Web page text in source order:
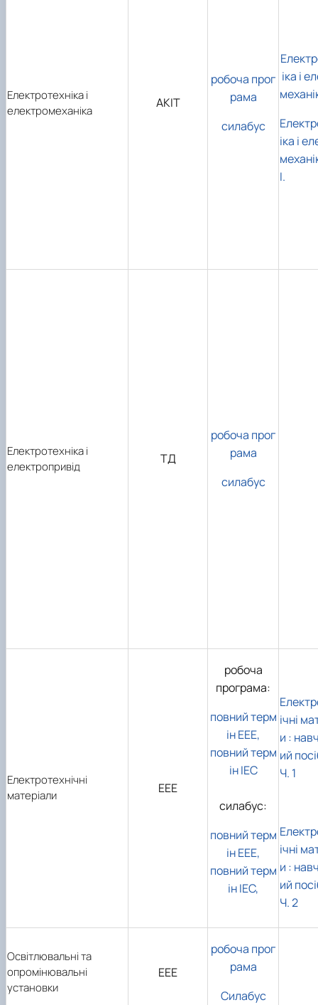
Електротехніка і
електромеханіка
АКІТ
робоча прог
рама
силабус
іка і
іка і
І.
Електротехніка і
електропривід
ТД
робоча прог
рама
силабус
Електротехнічні
матеріали
ЕЕЕ
робоча
програма:
повний терм
ін ЕЕЕ,
повний терм
ін ІЕС
силабус:
повний терм
ін ЕЕЕ,
повний терм
ін ІЕС,
ічні
и :
ий
Ч. 1
ічні
и :
ий
Ч. 2
Освітлювальні та
опромінювальні
установки
ЕЕЕ
робоча прог
рама
Силабус